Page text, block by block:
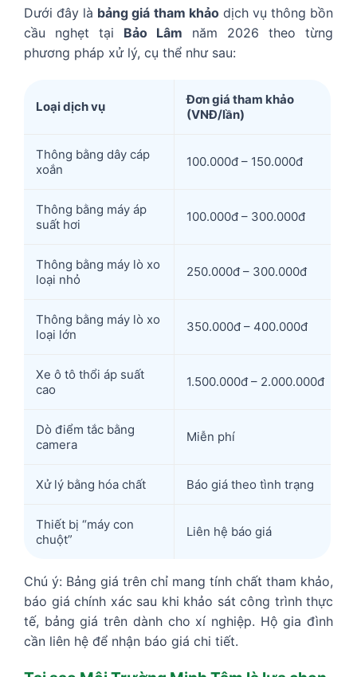
Dưới đây là bảng giá tham khảodịch vụ thông bồn
cầu nghẹt tại Bảo Lâm năm 2026 theo từng
phương pháp xử lý, cụ thể như sau:
Loại dịch vụ
Đơn giá tham khảo
(VNĐ/lần)
Thông bằng dây cáp
xoắn
100.000đ – 150.000đ
Thông bằng máy áp
suất hơi
100.000đ – 300.000đ
Thông bằng máy lò xo
loại nhỏ
250.000đ – 300.000đ
Thông bằng máy lò xo
loại lớn
350.000đ – 400.000đ
Xe ô tô thổi áp suất
cao
1.500.000đ – 2.000.000đ
Dò điểm tắc bằng
camera
Miễn phí
Xử lý bằng hóa chất Báo giá theo tình trạng
Thiết bị “máy con
chuột”
Liên hệ báo giá
Chú ý: Bảng giá trên chỉ mang tính chất tham khảo,
báo giá chính xác sau khi khảo sát công trình thực
tế, bảng giá trên dành cho xí nghiệp. Hộ gia đình
cần liên hệ để nhận báo giá chi tiết.